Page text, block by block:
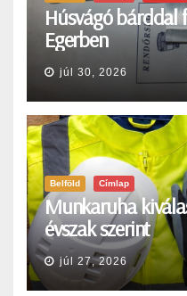
Húsvágó bárddal
Egerben
júl 30, 2026
Belföld Címlap
Munkaruha
évszak szerint
júl 27, 2026